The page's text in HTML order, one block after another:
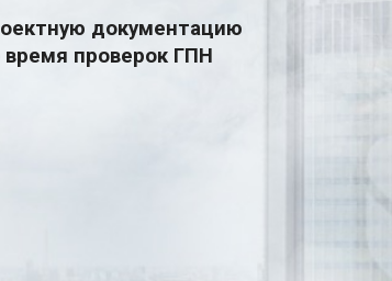
документацию
проверок ГПН